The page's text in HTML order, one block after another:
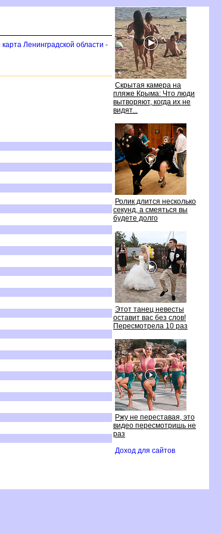
Скрытая камера на
пляже Крыма: Что люди
ытворяют, когда их не
идят...
Ролик длится несколько
секунд, а смеяться вы
удете долго
Этот танец невесты
оставит вас без слов!
Пересмотрела 10 раз
Ржу не переставая, это
идео пересмотришь не
раз
Доход для сайто
Ленинградской области -